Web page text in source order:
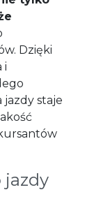
Dzięki
i
jazdy staje
jazdy